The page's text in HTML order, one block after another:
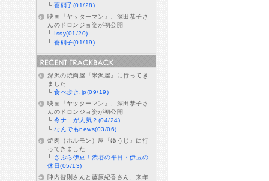
└蒼硝子(01/28)
映画『ヤッターマン』、深田恭子さ
んのドロンジョ姿が初公開
└ Issy(01/20)
└蒼硝子(01/19)
深沢の焼肉屋『米沢屋』に行ってき
ました
└食べ歩き.jp(09/19)
映画『ヤッターマン』、深田恭子さ
んのドロンジョ姿が初公開
└今ナニが人気？(04/24)
└なんでもnews(03/06)
焼肉（ホルモン）屋『ゆうじ』に行
ってきました
└ さぷら伊豆！渋谷の平日・伊豆の
休日(05/13)
陣内智則さんと藤原紀香さん、来年